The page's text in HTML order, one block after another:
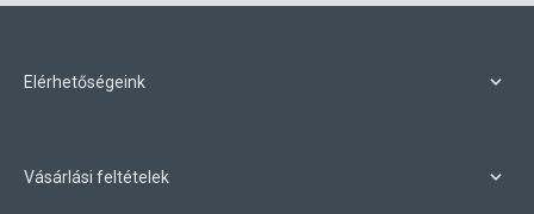
Elérhetőségeink
Vásárlási feltételek